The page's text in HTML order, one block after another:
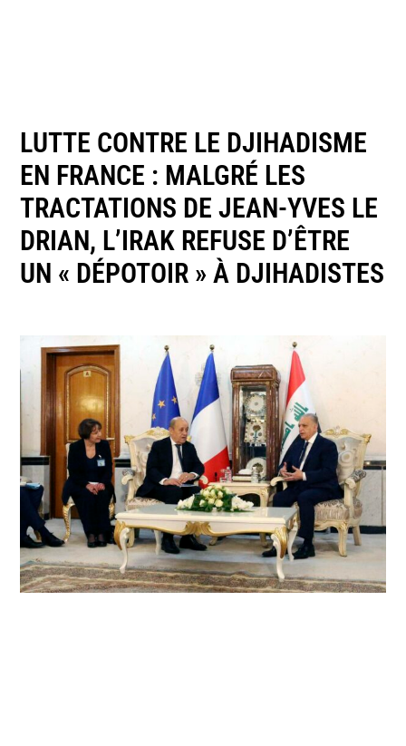
LUTTE CONTRE LE DJIHADISME
EN FRANCE : MALGRÉ LES
TRACTATIONS DE JEAN-YVES LE
DRIAN, L’IRAK REFUSE D’ÊTRE
UN « DÉPOTOIR » À DJIHADISTES